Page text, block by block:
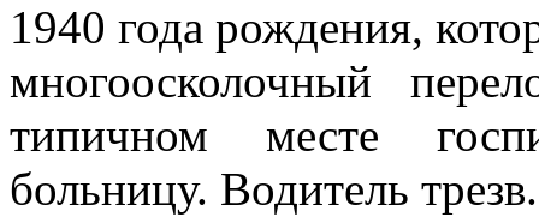
1940 года рождения,
многоосколочный
типичном месте
больницу. Водитель трезв.